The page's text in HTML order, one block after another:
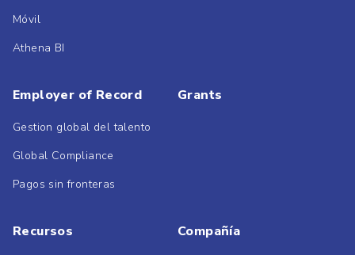
Móvil
Athena BI
Employer of Record
Gestion global del talento
Global Compliance
Pagos sin fronteras
Grants
Recursos Compañía